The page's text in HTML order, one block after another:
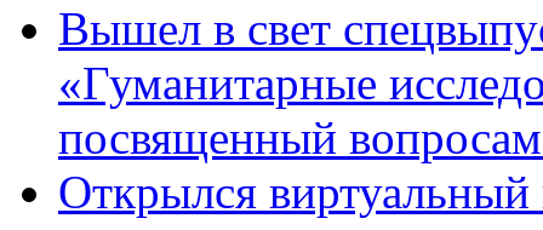
Вышел в свет
«Гуманитарные
посвященный вопросам
Открылся виртуальный